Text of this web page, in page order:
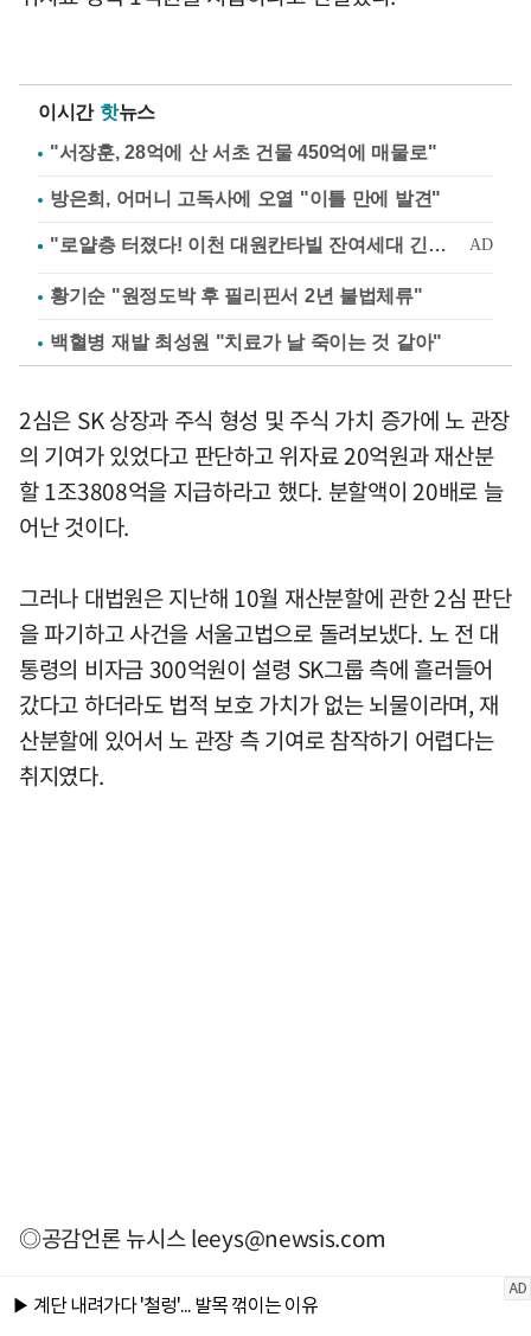
이시간 핫뉴스
"서장훈, 28억에 산 서초 건물 450억에 매물로"
방은희, 어머니 고독사에 오열 "이틀 만에 발견"
황기순 "원정도박 후 필리핀서 2년 불법체류"
백혈병 재발 최성원 "치료가 날 죽이는 것 같아"
2심은 SK 상장과 주식 형성 및 주식 가치 증가에 노 관장
의 기여가 있었다고 판단하고 위자료 20억원과 재산분
할 1조3808억을 지급하라고 했다. 분할액이 20배로 늘
어난 것이다.
그러나 대법원은 지난해 10월 재산분할에 관한 2심 판단
을 파기하고 사건을 서울고법으로 돌려보냈다. 노 전 대
통령의 비자금 300억원이 설령 SK그룹 측에 흘러들어
갔다고 하더라도 법적 보호 가치가 없는 뇌물이라며, 재
산분할에 있어서 노 관장 측 기여로 참작하기 어렵다는
취지였다.
◎공감언론 뉴시스leeys@newsis.com